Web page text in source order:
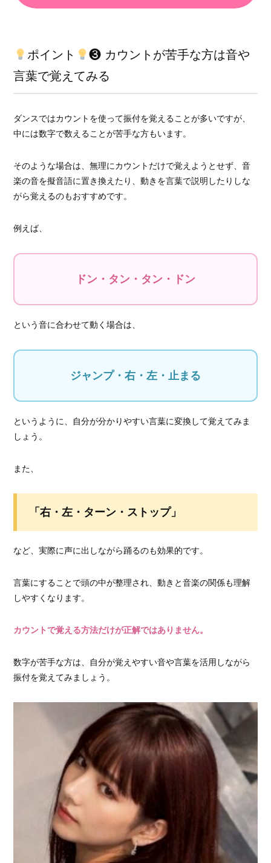
ポイント
❸ カウントが苦手な方は音や
言葉で覚えてみる
ダンスではカウントを使って振付を覚えることが多いですが、
中には数字で数えることが苦手な方もいます。
そのような場合は、無理にカウントだけで覚えようとせず、音
楽の音を擬音語に置き換えたり、動きを言葉で説明したりしな
がら覚えるのもおすすめです。
例えば、
ドン・タン・タン・ドン
という音に合わせて動く場合は、
ジャンプ・右・左・止まる
というように、自分が分かりやすい言葉に変換して覚えてみま
しょう。
また、
「右・左・ターン・ストップ」
など、実際に声に出しながら踊るのも効果的です。
言葉にすることで頭の中が整理され、動きと音楽の関係も理解
しやすくなります。
カウントで覚える方法だけが正解ではありません。
数字が苦手な方は、自分が覚えやすい音や言葉を活用しながら
振付を覚えてみましょう。